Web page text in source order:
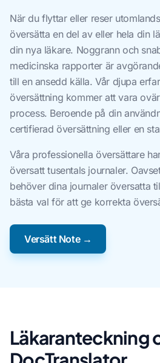
När du flyttar eller reser
översätta en del av eller hela din
din nya läkare. Noggrann och
medicinska rapporter är
till en ansedd källa. Vår djupa
översättning kommer att vara
process. Beroende på din
certifierad översättning eller en
Våra professionella översättare
översatt tusentals journaler.
behöver dina journaler översatta
bästa val för att ge korrekta
Versätt Note →
Läkaranteckning